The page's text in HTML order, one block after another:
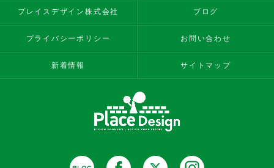
プレイスデザイン株式会社 ブログ
プライバシーポリシー お問い合わせ
新着情報 サイトマップ